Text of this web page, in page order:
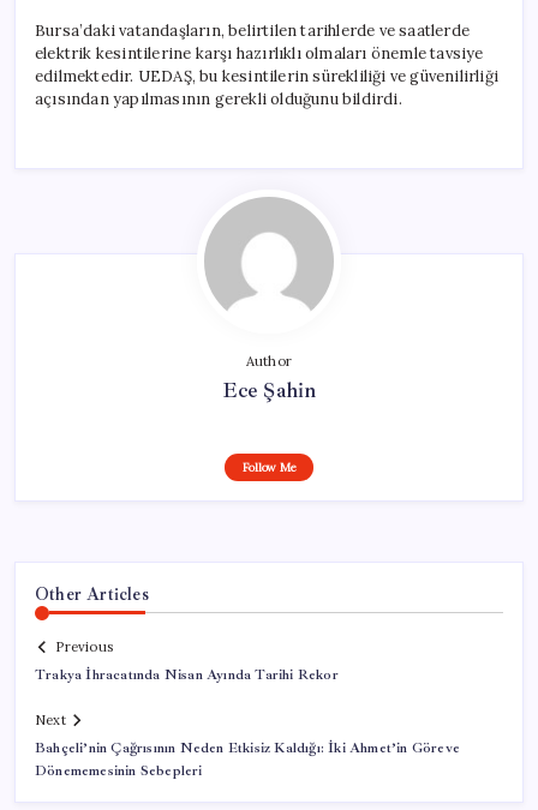
Bursa’daki vatandaşların, belirtilen tarihlerde ve saatlerde
elektrik kesintilerine karşı hazırlıklı olmaları önemle tavsiye
edilmektedir. UEDAŞ, bu kesintilerin sürekliliği ve güvenilirliği
açısından yapılmasının gerekli olduğunu bildirdi.
Author
Ece Şahin
Follow Me
Other Articles
Previous
Trakya İhracatında Nisan Ayında Tarihi Rekor
Next
Bahçeli’nin Çağrısının Neden Etkisiz Kaldığı: İki Ahmet’in Göreve
Dönememesinin Sebepleri